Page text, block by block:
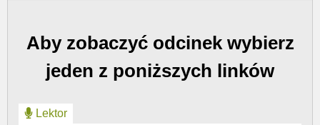
Aby zobaczyć odcinek wybierz
jeden z poniższych linków
Lektor